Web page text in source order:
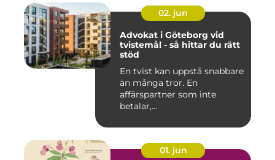
02. jun
Advokat i Göteborg vid
tvistemål - så hittar du rätt
stöd
En tvist kan uppstå snabbare
än många tror. En
affärspartner som inte
betalar,...
01. jun